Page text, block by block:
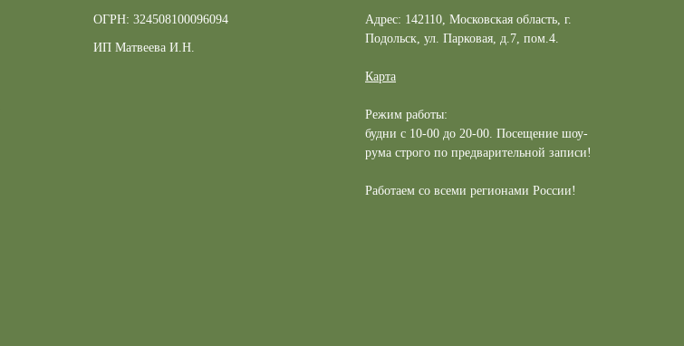
ОГРН: 324508100096094
ИП Матвеева И.Н.
Адрес: 142110, Московская область, г.
Подольск, ул. Парковая, д.7, пом.4.
Карта
Режим работы:
будни с 10-00 до 20-00. Посещение шоу-
рума строго по предварительной записи!
Работаем со всеми регионами России!